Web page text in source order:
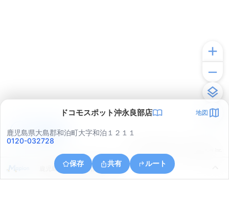
ドコモスポット沖永良部店 地図
鹿児島県大島郡和泊町大字和泊１２１１
0120-032728
保存 共有 ルート
鹿児島県大島郡和泊町玉城
アプリで見る